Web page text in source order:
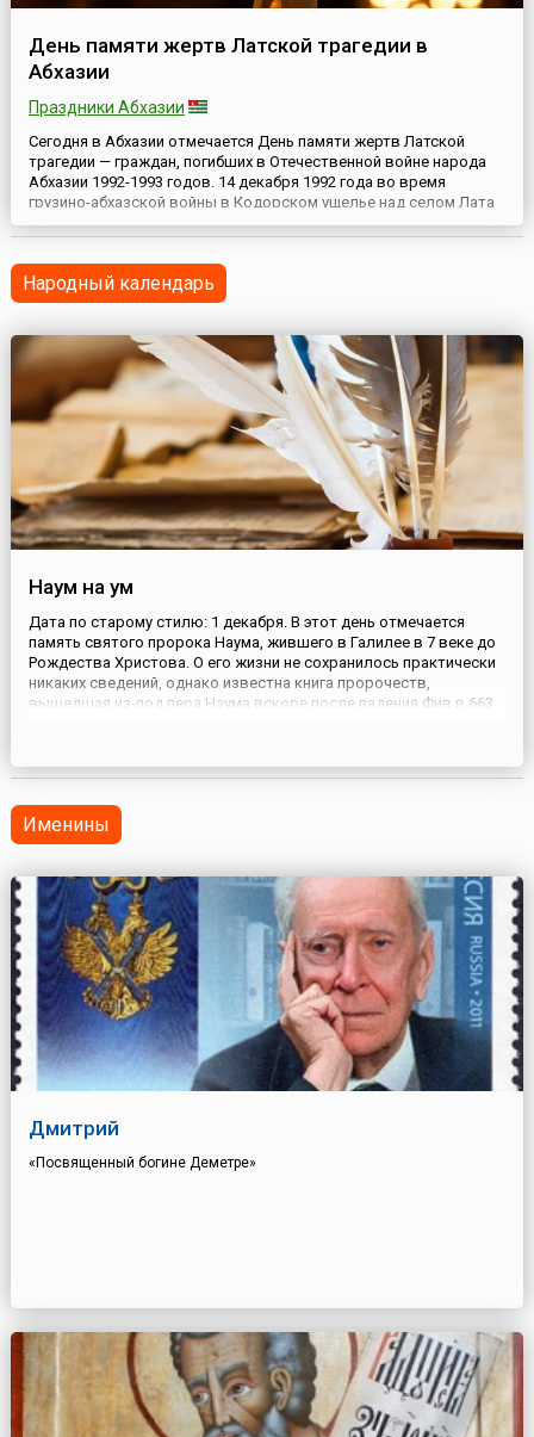
День памяти жертв Латской трагедии в
Абхазии
Праздники Абхазии
Сегодня в Абхазии отмечается День памяти жертв Латской
трагедии — граждан, погибших в Отечественной войне народа
Абхазии 1992-1993 годов. 14 декабря 1992 года во время
грузино-абхазской войны в Кодорском ущелье над селом Лата
(Гульрипшского района) войска Госсовета Грузии сбили
российский вертолет, совершавший гуманитарный рейс из
блокадного города Ткуарчала в город Гудауту. В результате э...
Народный календарь
Наум на ум
Дата по старому стилю: 1 декабря. В этот день отмечается
память святого пророка Наума, жившего в Галилее в 7 веке до
Рождества Христова. О его жизни не сохранилось практически
никаких сведений, однако известна книга пророчеств,
вышедшая из-под пера Наума вскоре после падения Фив в 663
Именины
Дмитрий
«Посвященный богине Деметре»